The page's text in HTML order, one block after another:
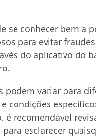
se conhecer bem a
para evitar
do aplicativo do
podem variar para
condições
recomendável
esclarecer